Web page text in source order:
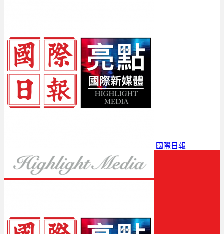
國際日報